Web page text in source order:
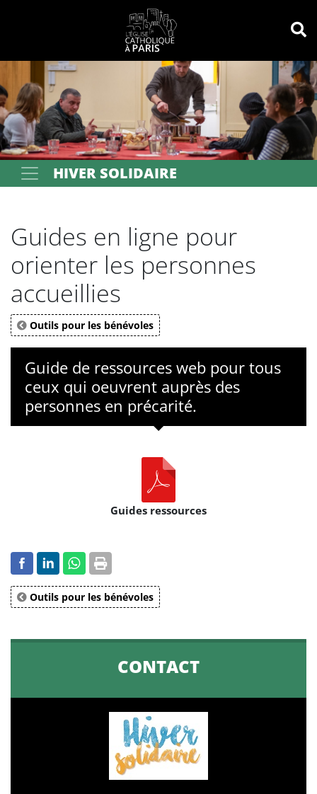
Votre recherche OK
HIVER SOLIDAIRE
Guides en ligne pour
orienter les personnes
accueillies
Outils pour les bénévoles
Guide de ressources web pour tous
ceux qui oeuvrent auprès des
personnes en précarité.
Guides ressources
Outils pour les bénévoles
CONTACT
Panneau de gestion des cookies